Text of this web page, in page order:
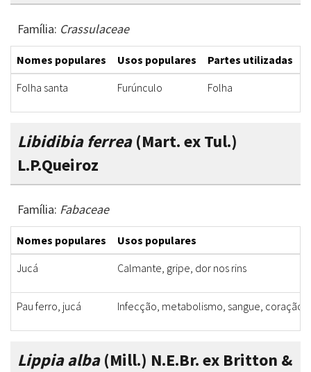
Família: Crassulaceae
Nomes populares Usos populares Partes utilizadas
Folha santa
Furúnculo Folha
Libidibia ferrea(Mart. ex Tul.)
L.P.Queiroz
Família: Fabaceae
Nomes populares
Usos populares
Jucá
Calmante, gripe, dor nos rins
Pau ferro, jucá Infecção, metabolismo, sangue,
Lippia alba(Mill.) N.E.Br. ex Britton &